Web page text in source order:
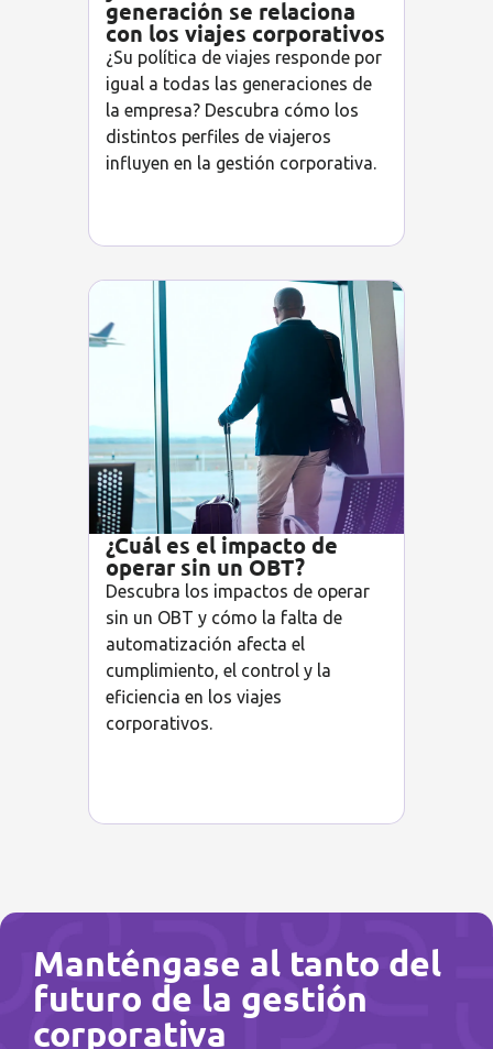
generación se relaciona
con los viajes corporativos
¿Su política de viajes responde por
igual a todas las generaciones de
la empresa? Descubra cómo los
distintos perfiles de viajeros
influyen en la gestión corporativa.
¿Cuál es el impacto de
operar sin un OBT?
Descubra los impactos de operar
sin un OBT y cómo la falta de
automatización afecta el
cumplimiento, el control y la
eficiencia en los viajes
corporativos.
Manténgase al tanto del
futuro de la gestión
corporativa